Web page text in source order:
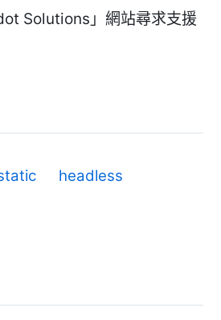
Solutions」網站尋求支援
headless